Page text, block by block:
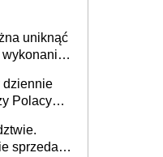
uniknąć
wykonanie,
dziennie
Polacy
sprzedaż